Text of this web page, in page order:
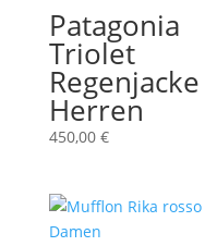
Patagonia
Triolet
Regenjacke
Herren
450,00 €